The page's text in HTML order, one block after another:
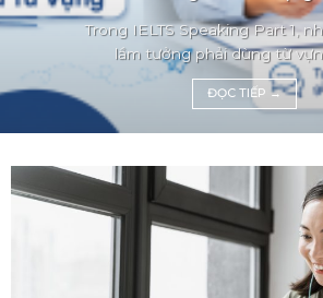
Trong IELTS Speaking Part 1,
lầm tưởng phải dùng từ
ĐỌC TIẾP →